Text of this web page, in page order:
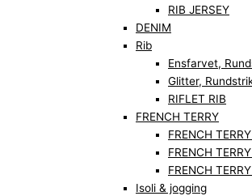
RIB JERSEY
DENIM
Rib
Ensfarvet,
Glitter,
RIFLET RIB
FRENCH TERRY
FRENCH
FRENCH
FRENCH TERRY
Isoli & jogging